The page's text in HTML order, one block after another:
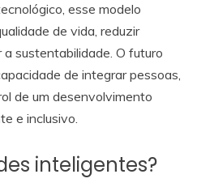
esse modelo
de vida, reduzir
sustentabilidade. O futuro
de integrar pessoas,
de um desenvolvimento
e inclusivo.
inteligentes?